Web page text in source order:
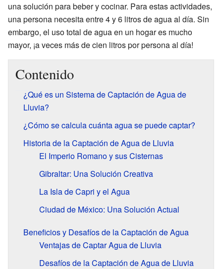
una solución para beber y cocinar. Para estas actividades,
una persona necesita entre 4 y 6 litros de agua al día. Sin
embargo, el uso total de agua en un hogar es mucho
mayor, ¡a veces más de cien litros por persona al día!
Contenido
¿Qué es un Sistema de Captación de Agua de
Lluvia?
¿Cómo se calcula cuánta agua se puede captar?
Historia de la Captación de Agua de Lluvia
El Imperio Romano y sus Cisternas
Gibraltar: Una Solución Creativa
La Isla de Capri y el Agua
Ciudad de México: Una Solución Actual
Beneficios y Desafíos de la Captación de Agua
Ventajas de Captar Agua de Lluvia
Desafíos de la Captación de Agua de Lluvia